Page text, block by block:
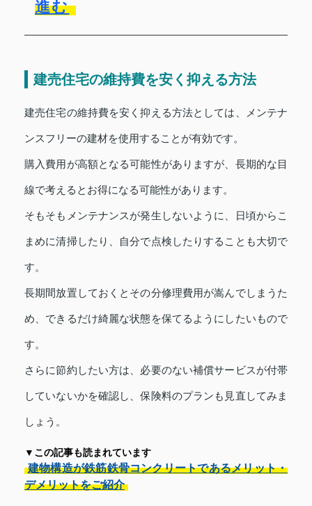
進む
建売住宅の維持費を安く抑える方法
建売住宅の維持費を安く抑える方法としては、メンテナ
ンスフリーの建材を使用することが有効です。
購入費用が高額となる可能性がありますが、長期的な目
線で考えるとお得になる可能性があります。
そもそもメンテナンスが発生しないように、日頃からこ
まめに清掃したり、自分で点検したりすることも大切で
す。
長期間放置しておくとその分修理費用が嵩んでしまうた
め、できるだけ綺麗な状態を保てるようにしたいもので
す。
さらに節約したい方は、必要のない補償サービスが付帯
していないかを確認し、保険料のプランも見直してみま
しょう。
▼この記事も読まれています
建物構造が鉄筋鉄骨コンクリートであるメリット・
デメリットをご紹介